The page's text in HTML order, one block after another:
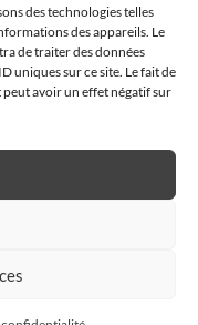
des technologies telles
des appareils. Le
de traiter des données
uniques sur ce site. Le fait de
avoir un effet négatif sur
privées !